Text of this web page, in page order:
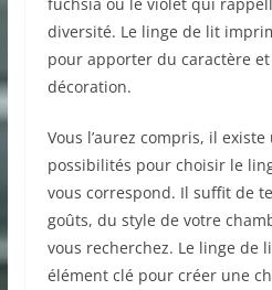
diversité. Le linge de lit
pour apporter du caractère
décoration.
Vous l’aurez compris, il
possibilités pour choisir le
vous correspond. Il suffit de
goûts, du style de votre
vous recherchez. Le linge de
élément clé pour créer une